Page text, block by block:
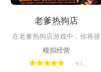
老爹热狗店
在老爹热狗店游戏中，你将接
手一家位于城市街角的热狗小
店，从最基础的烤肠开始，逐
渐解锁十余种配料。每位顾客
模拟经营
9.1